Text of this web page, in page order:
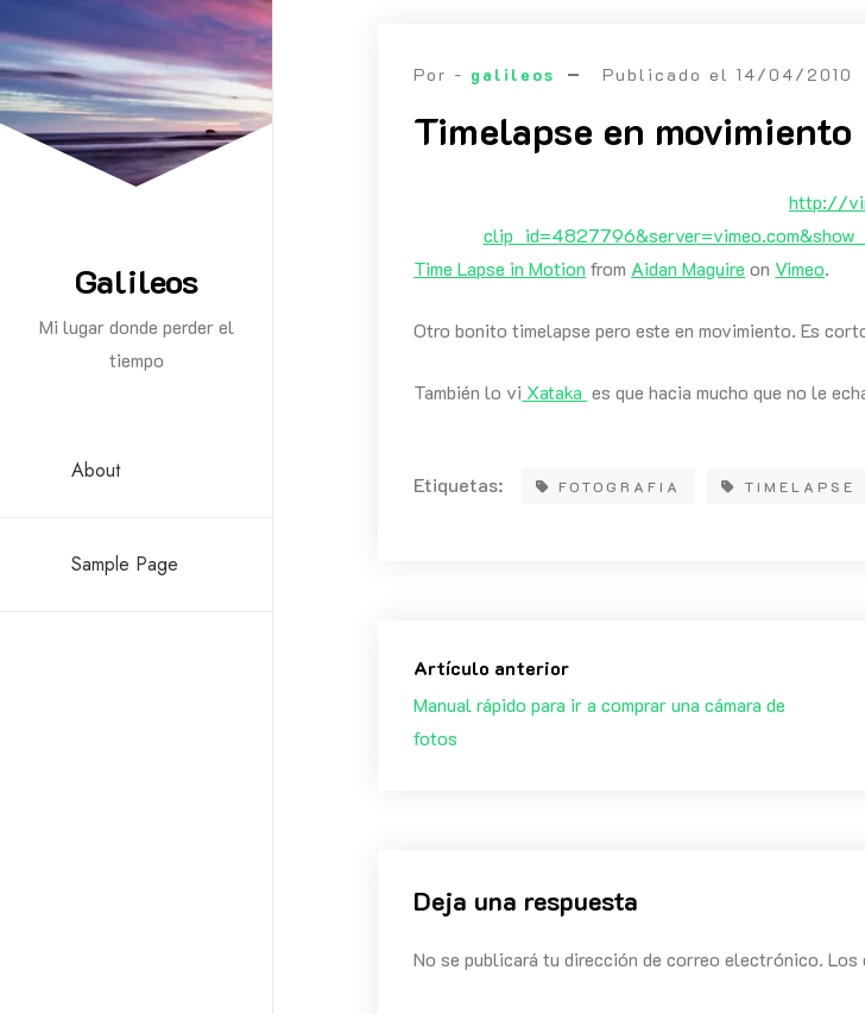
al
contenido
Galileos
Mi lugar donde perder el
tiempo
About
Sample Page
Por - galileos Publicado el14/04/2010
Timelapse en movimiento
http://
Time Lapse in Motion from Aidan Maguire onVimeo.
Otro bonito timelapse pero este en movimiento. Es
También lo vi Xataka es que hacia mucho que no le
Etiquetas: FOTOGRAFIA TIMELAPSE
Artículo anterior
Manual rápido para ir a comprar una cámara de
fotos
Deja una respuesta
No se publicará tu dirección de correo electrónico.